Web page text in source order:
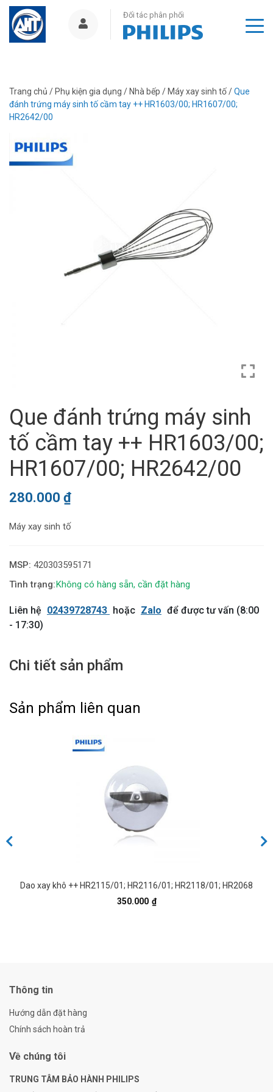
Đối tác phân phối
Trang chủ / Phụ kiện gia dụng / Nhà bếp / Máy xay sinh tố/Que
đánh trứng máy sinh tố cầm tay ++ HR1603/00; HR1607/00;
HR2642/00
Que đánh trứng máy sinh
tố cầm tay ++ HR1603/00;
HR1607/00; HR2642/00
280.000 ₫
Máy xay sinh tố
MSP: 420303595171
Không có hàng sẵn, cần đặt hàng
Liên hệ 02439728743 hoặc Zalo để được tư vấn (8:00
- 17:30)
Chi tiết sản phẩm
Sản phẩm liên quan
Dao xay khô ++ HR2115/01; HR2116/01; HR2118/01; HR2068
350.000 ₫
Thông tin
Hướng dẫn đặt hàng
Chính sách hoàn trả
Về chúng tôi
TRUNG TÂM BẢO HÀNH PHILIPS